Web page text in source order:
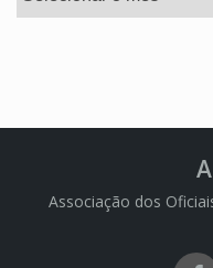
Associação dos